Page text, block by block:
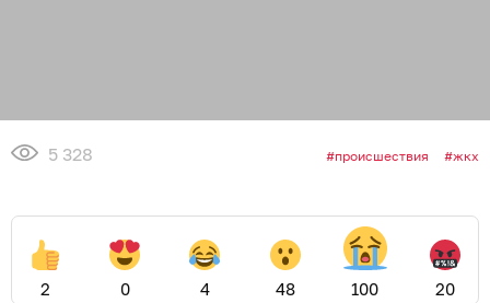
5 328 происшествия жкх
2 0 4 48 100 20